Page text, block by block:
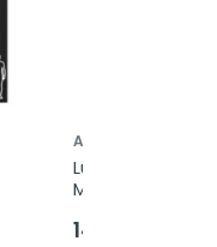
ANGELINI
Lubristil Intense
Multidosis, 10 ml
14,99 €